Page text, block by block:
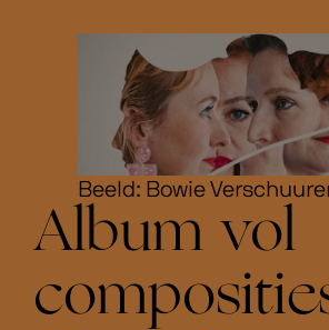
Beeld: Bowie
Album vol